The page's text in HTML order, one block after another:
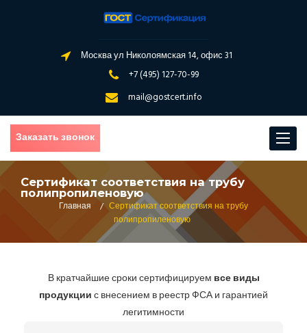
Москва ул Николоямская 14, офис 31
+7 (495) 127-70-99
mail@gostcert.info
Toggle
Заказать звонок
Сертификат соответствия на трубу
полипропиленовую
Главная
/ Сертификат соответствия на трубу
полипропиленовую
В кратчайшие сроки сертифицируем все виды
продукциис внесением в реестр ФСА и гарантией
легитимности